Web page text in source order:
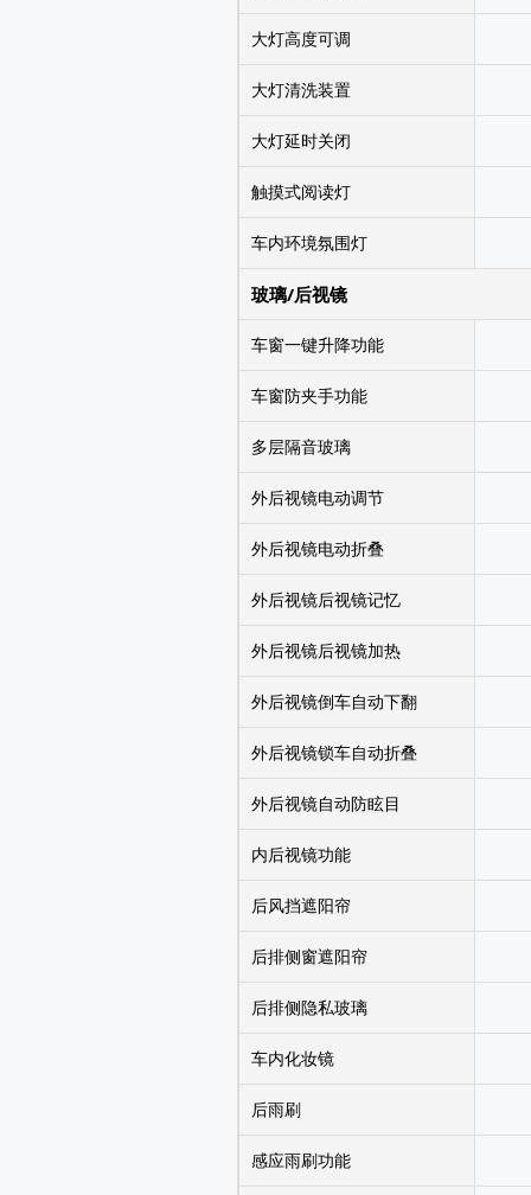
大灯高度可调
大灯清洗装置
大灯延时关闭
触摸式阅读灯
车内环境氛围灯
玻璃/后视镜
车窗一键升降功能
车窗防夹手功能
多层隔音玻璃
外后视镜电动调节
外后视镜电动折叠
外后视镜后视镜记忆
外后视镜后视镜加热
外后视镜倒车自动下翻
外后视镜锁车自动折叠
外后视镜自动防眩目
内后视镜功能
后风挡遮阳帘
后排侧窗遮阳帘
后排侧隐私玻璃
车内化妆镜
后雨刷
感应雨刷功能